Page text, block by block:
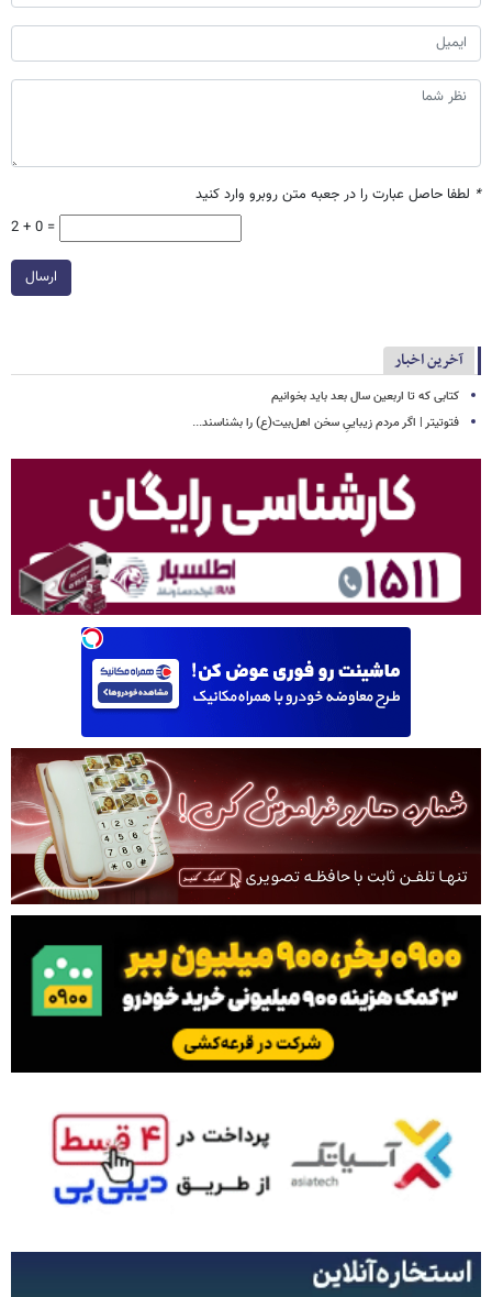
* لطفا حاصل عبارت را در جعبه متن روبرو وارد کنید
2 + 0 =
ارسال
آخرین اخبار
کتابی که تا اربعین سال بعد باید بخوانیم
فتوتیتر | اگر مردم زیباییِ سخن اهل‌بیت(ع) را بشناسند...